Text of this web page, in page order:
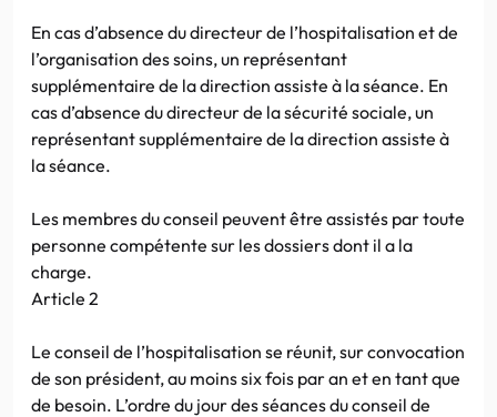
En cas d’absence du directeur de l’hospitalisation et de
l’organisation des soins, un représentant
supplémentaire de la direction assiste à la séance. En
cas d’absence du directeur de la sécurité sociale, un
représentant supplémentaire de la direction assiste à
la séance.
Les membres du conseil peuvent être assistés par toute
personne compétente sur les dossiers dont il a la
charge.
Article 2
Le conseil de l’hospitalisation se réunit, sur convocation
de son président, au moins six fois par an et en tant que
de besoin. L’ordre du jour des séances du conseil de